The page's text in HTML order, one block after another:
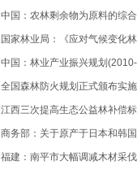
中国：农林剩余物为原料的综
国家林业局：《应对气候变化林
中国：林业产业振兴规划
全国森林防火规划正式颁布实施
江西三次提高生态公益林补偿
商务部：关于原产于日本和韩
福建：南平市大幅调减木材采